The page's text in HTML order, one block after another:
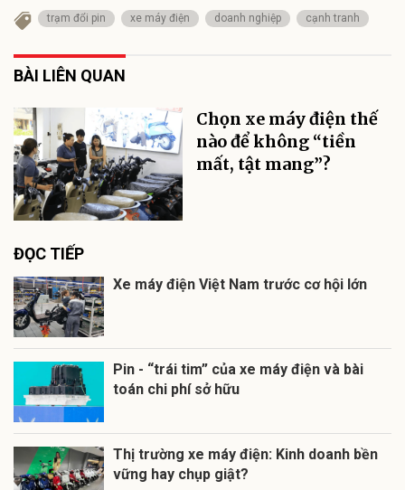
trạm đổi pin xe máy điện doanh nghiệp cạnh tranh
BÀI LIÊN QUAN
Chọn xe máy điện thế
nào để không “tiền
mất, tật mang”?
ĐỌC TIẾP
Xe máy điện Việt Nam trước cơ hội lớn
Pin - “trái tim” của xe máy điện và bài
toán chi phí sở hữu
Thị trường xe máy điện: Kinh doanh bền
vững hay chụp giật?